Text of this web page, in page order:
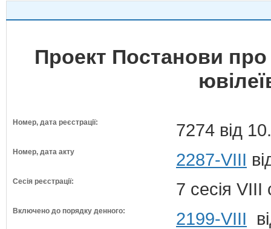
Проект Постанови про
Номер, дата реєстрації: 7274 від
Номер, дата акту 2287-VIII
Сесія реєстрації: 7 сесія VIII
Включено до порядку денного: 2199-VIII